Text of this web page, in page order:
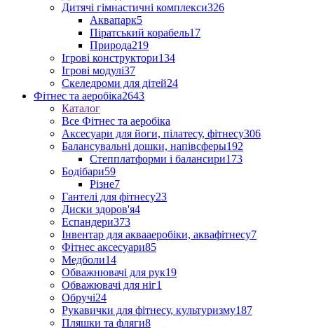
Дитячі гімнастичні комплекси326
Аквапарк5
Піратський корабель17
Природа219
Ігрові конструктори134
Ігрові модулі37
Скеледроми для дітей24
Фітнес та аеробіка2643
Каталог
Все Фітнес та аеробіка
Аксесуари для йоги, пілатесу, фітнесу306
Балансувальні дошки, напівсферы192
Степплатформи і балансири173
Бодібари59
Різне7
Гантелі для фітнесу23
Диски здоров'я4
Еспандери373
Інвентар для аквааеробіки, аквафітнесу7
Фітнес аксесуари85
Медболи14
Обважнювачі для рук19
Обважювачі для ніг1
Обручі24
Рукавички для фітнесу, культуризму187
Пляшки та фляги8